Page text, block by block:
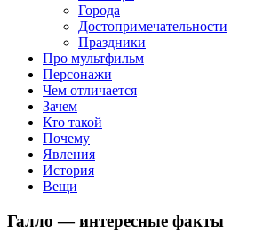
Города
Достопримечательности
Праздники
Про мультфильм
Персонажи
Чем отличается
Зачем
Кто такой
Почему
Явления
История
Вещи
Галло — интересные факты